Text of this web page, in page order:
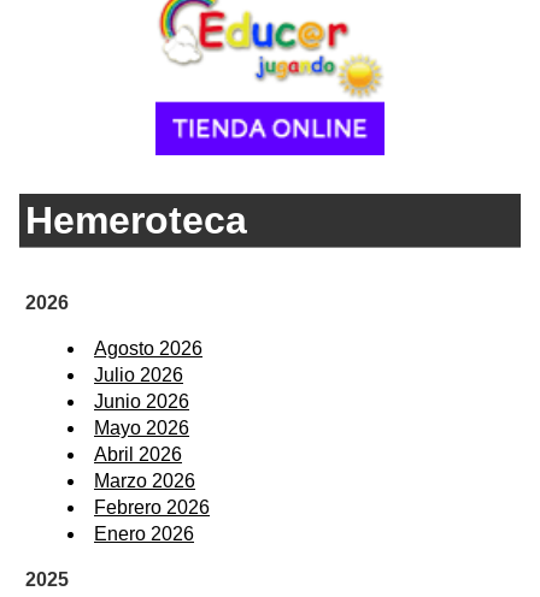
Hemeroteca
2026
Agosto 2026
Julio 2026
Junio 2026
Mayo 2026
Abril 2026
Marzo 2026
Febrero 2026
Enero 2026
2025